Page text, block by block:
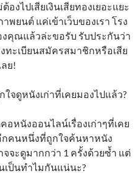
งไปเสียเงินเสียทองเยอะแยะ
พยนต์ แค่เข้าเว็บของเรา โรง
คุณแล้วล่ะขอรับ รับประกันว่า
ทะเบียนสมัครสมาชิกหรือเสีย
ย!
ใจดูหนังเก่าที่เคยมองไปแล้ว?
อหนังออนไลน์เรื่องเก่าๆที่เคย
กคนหนึ่งที่ถูกใจค้นหาหนัง
จะดูมากกว่า 1 ครั้งด้วยซ้ำ แต่
เป็นทำไมกันแน่นะ?